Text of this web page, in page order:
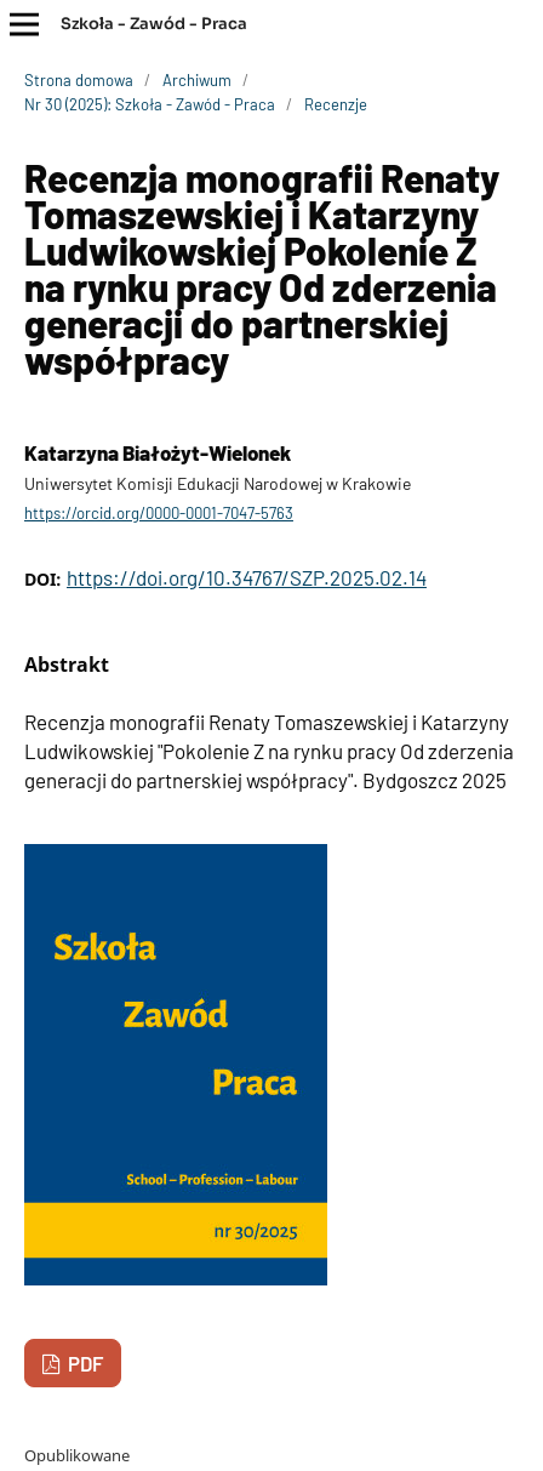
Szkoła - Zawód - Praca
Strona domowa / Archiwum
/
Nr 30 (2025): Szkoła - Zawód - Praca
/ Recenzje
Recenzja monografii Renaty
Tomaszewskiej i Katarzyny
Ludwikowskiej Pokolenie Z
na rynku pracy Od zderzenia
generacji do partnerskiej
współpracy
Katarzyna Białożyt-Wielonek
Uniwersytet Komisji Edukacji Narodowej w Krakowie
https://orcid.org/0000-0001-7047-5763
DOI: https://doi.org/10.34767/SZP.2025.02.14
Abstrakt
Recenzja monografii Renaty Tomaszewskiej i Katarzyny
Ludwikowskiej "Pokolenie Z na rynku pracy Od zderzenia
generacji do partnerskiej współpracy". Bydgoszcz 2025
PDF
Opublikowane